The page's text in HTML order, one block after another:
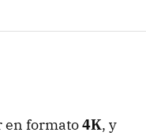
en formato4K, y